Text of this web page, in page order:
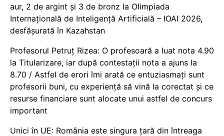
aur, 2 de argint și 3 de bronz la Olimpiada
Internațională de Inteligență Artificială – IOAI 2026,
desfășurată în Kazahstan
Profesorul Petruț Rizea: O profesoară a luat nota 4.90
la Titularizare, iar după contestații nota a ajuns la
8.70 / Astfel de erori îmi arată ce entuziasmați sunt
profesorii buni, cu experiență să vină la corectat și ce
resurse financiare sunt alocate unui astfel de concurs
important
Unici în UE: România este singura țară din întreaga